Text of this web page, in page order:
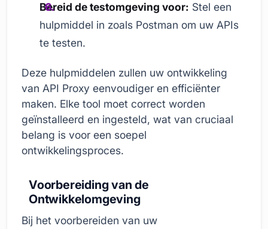
Bereid de testomgeving voor: Stel een
hulpmiddel in zoals Postman om uw APIs
te testen.
Deze hulpmiddelen zullen uw ontwikkeling
van API Proxy eenvoudiger en efficiënter
maken. Elke tool moet correct worden
geïnstalleerd en ingesteld, wat van cruciaal
belang is voor een soepel
ontwikkelingsproces.
Voorbereiding van de
Ontwikkelomgeving
Bij het voorbereiden van uw